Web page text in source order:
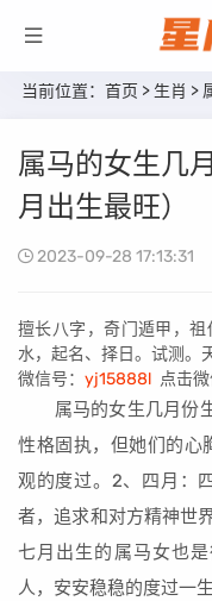
当前位置： 首页 > 生肖 >
属马的女生几
月出生最旺）
2023-09-28 17:13:31
擅长八字，奇门遁甲，
水，起名、择日。试测。
微信号： yj15888l 点击
属马的女生几月份生
性格固执，但她们的心
观的度过。2、四月：
者，追求和对方精神世
七月出生的属马女也
人，安安稳稳的度过一生